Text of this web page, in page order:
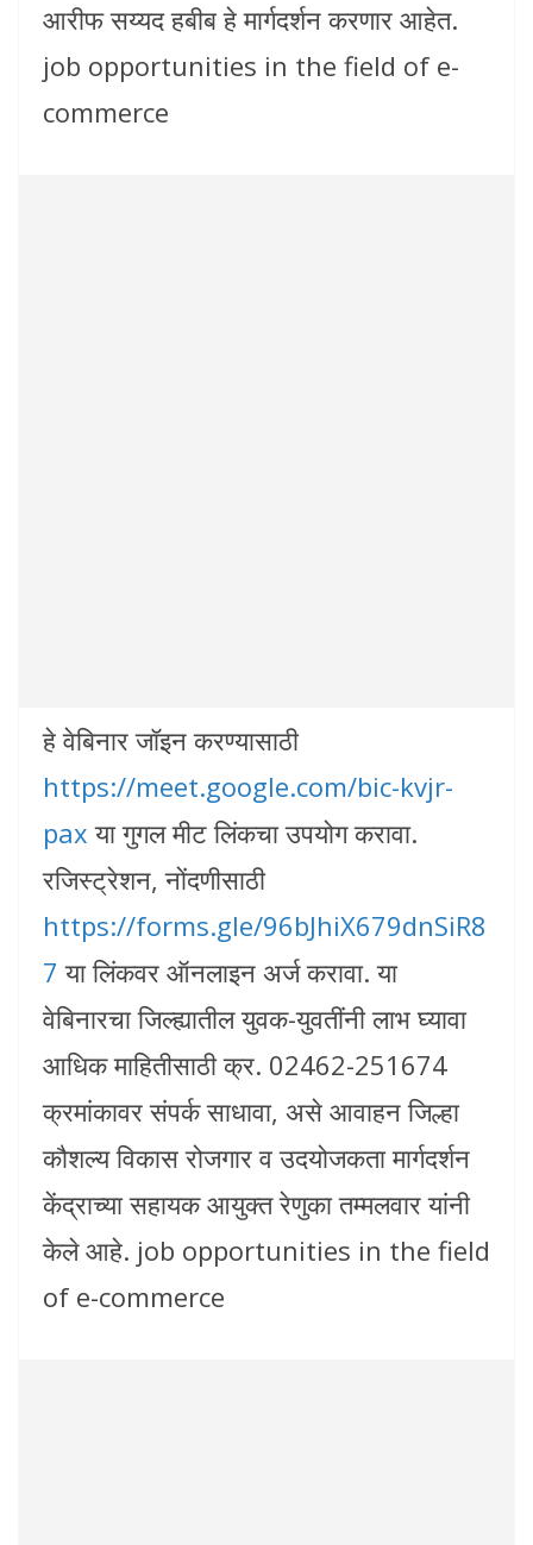
आरीफ सय्यद हबीब हे मार्गदर्शन करणार आहेत.
job opportunities in the field of e-
commerce
हे वेबिनार जॉइन करण्यासाठी
https://meet.google.com/bic-kvjr-
pax या गुगल मीट लिंकचा उपयोग करावा.
रजिस्ट्रेशन, नोंदणीसाठी
https://forms.gle/96bJhiX679dnSiR8
7 या लिंकवर ऑनलाइन अर्ज करावा. या
वेबिनारचा जिल्ह्यातील युवक-युवतींनी लाभ घ्यावा
आधिक माहितीसाठी क्र. 02462-251674
क्रमांकावर संपर्क साधावा, असे आवाहन जिल्हा
कौशल्य विकास रोजगार व उदयोजकता मार्गदर्शन
केंद्राच्या सहायक आयुक्त रेणुका तम्मलवार यांनी
केले आहे. job opportunities in the field
of e-commerce